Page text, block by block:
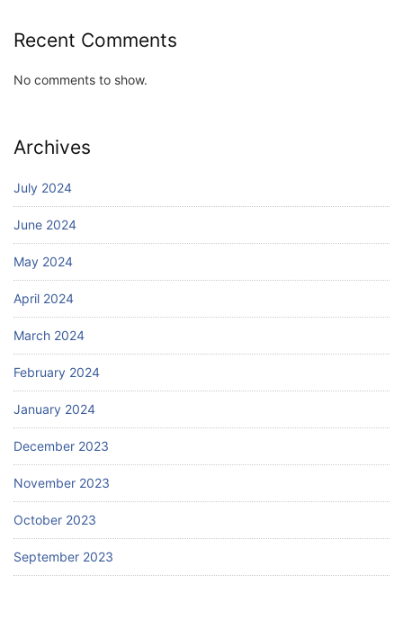
Recent Comments
No comments to show.
Archives
July 2024
June 2024
May 2024
April 2024
March 2024
February 2024
January 2024
December 2023
November 2023
October 2023
September 2023